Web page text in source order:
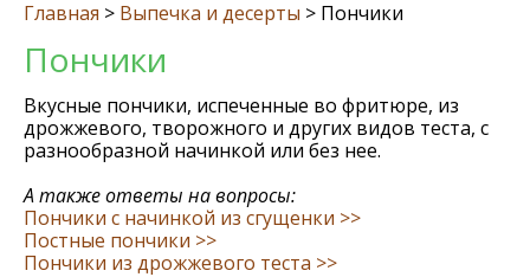
Главная > Выпечка и десерты > Пончики
Пончики
Вкусные пончики, испеченные во фритюре, из
дрожжевого, творожного и других видов теста, с
разнообразной начинкой или без нее.
А также ответы на вопросы:
Пончики с начинкой из сгущенки >>
Постные пончики >>
Пончики из дрожжевого теста >>